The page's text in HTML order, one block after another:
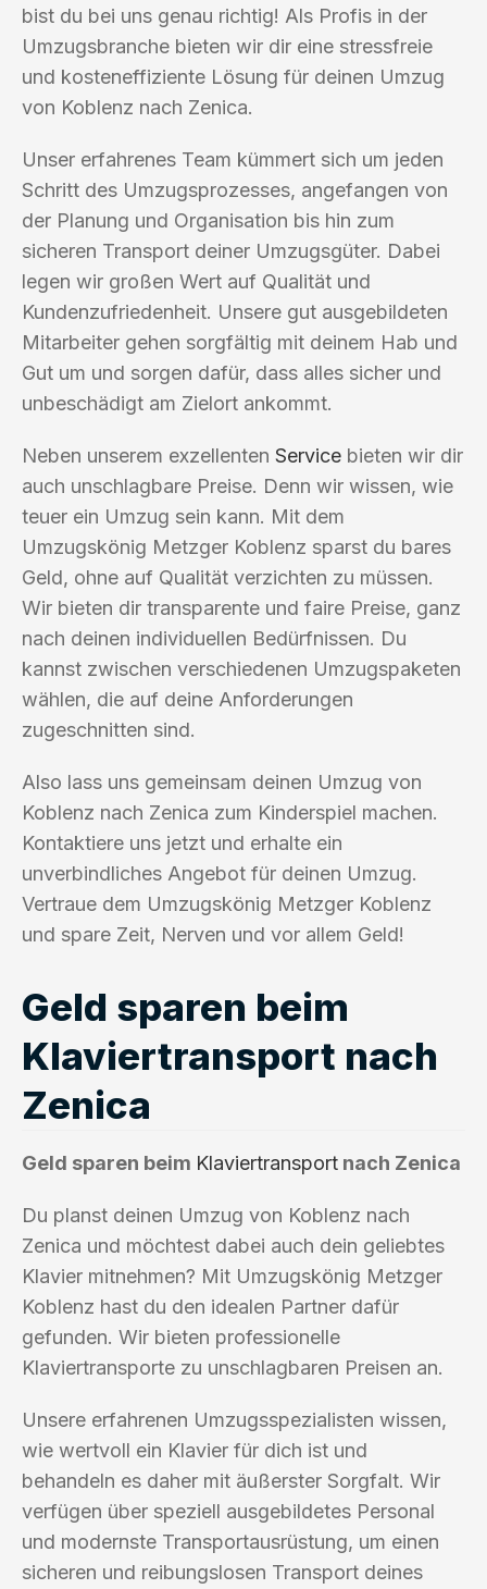
bist du bei uns genau richtig! Als Profis in der
Umzugsbranche bieten wir dir eine stressfreie
und kosteneffiziente Lösung für deinen Umzug
von Koblenz nach Zenica.
Unser erfahrenes Team kümmert sich um jeden
Schritt des Umzugsprozesses, angefangen von
der Planung und Organisation bis hin zum
sicheren Transport deiner Umzugsgüter. Dabei
legen wir großen Wert auf Qualität und
Kundenzufriedenheit. Unsere gut ausgebildeten
Mitarbeiter gehen sorgfältig mit deinem Hab und
Gut um und sorgen dafür, dass alles sicher und
unbeschädigt am Zielort ankommt.
Neben unserem exzellenten Service bieten wir dir
auch unschlagbare Preise. Denn wir wissen, wie
teuer ein Umzug sein kann. Mit dem
Umzugskönig Metzger Koblenz sparst du bares
Geld, ohne auf Qualität verzichten zu müssen.
Wir bieten dir transparente und faire Preise, ganz
nach deinen individuellen Bedürfnissen. Du
kannst zwischen verschiedenen Umzugspaketen
wählen, die auf deine Anforderungen
zugeschnitten sind.
Also lass uns gemeinsam deinen Umzug von
Koblenz nach Zenica zum Kinderspiel machen.
Kontaktiere uns jetzt und erhalte ein
unverbindliches Angebot für deinen Umzug.
Vertraue dem Umzugskönig Metzger Koblenz
und spare Zeit, Nerven und vor allem Geld!
Geld sparen beim
Klaviertransport nach
Zenica
Geld sparen beim Klaviertransport nach Zenica
Du planst deinen Umzug von Koblenz nach
Zenica und möchtest dabei auch dein geliebtes
Klavier mitnehmen? Mit Umzugskönig Metzger
Koblenz hast du den idealen Partner dafür
gefunden. Wir bieten professionelle
Klaviertransporte zu unschlagbaren Preisen an.
Unsere erfahrenen Umzugsspezialisten wissen,
wie wertvoll ein Klavier für dich ist und
behandeln es daher mit äußerster Sorgfalt. Wir
verfügen über speziell ausgebildetes Personal
und modernste Transportausrüstung, um einen
sicheren und reibungslosen Transport deines